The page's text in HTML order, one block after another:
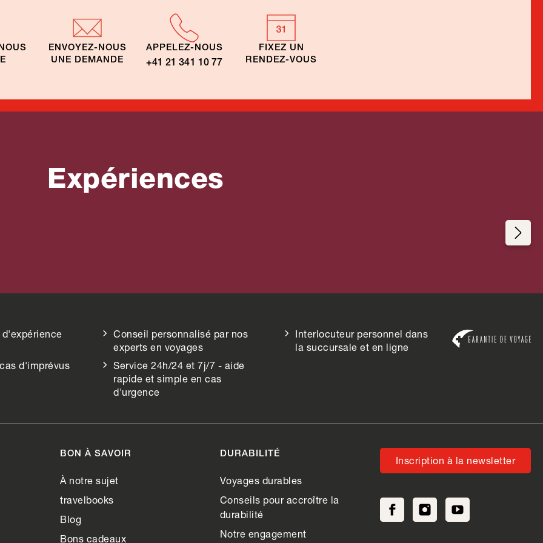
ENVOYEZ-NOUS
UNE DEMANDE
APPELEZ-NOUS
+41 21 341 10 77
FIXEZ UN
RENDEZ-VOUS
Expériences
d'expérience
Conseil personnalisé par nos
experts en voyages
Interlocuteur personnel dans
la succursale et en ligne
d'imprévus
Service 24h/24 et 7j/7 - aide
rapide et simple en cas
d'urgence
BON À SAVOIR
À notre sujet
travelbooks
Blog
Bons cadeaux
DURABILITÉ
Voyages durables
Conseils pour accroître la
durabilité
Notre engagement
Inscription à la newsletter